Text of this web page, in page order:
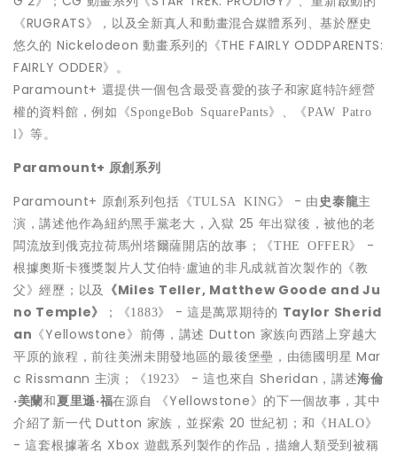
《RUGRATS》，以及全新真人和動畫混合媒體系列、基於歷史
悠久的 Nickelodeon 動畫系列的《THE FAIRLY ODDPARENTS:
FAIRLY ODDER》。
Paramount+ 還提供一個包含最受喜愛的孩子和家庭特許經營
權的資料館，例如
《SpongeBob SquarePants》、《PAW Patro
l 》等。
Paramount+ 原創系列
Paramount+ 原創系列包括 《TULSA KING》 - 由史泰龍主
演，講述他作為紐約黑手黨老大，入獄 25 年出獄後，被他的老
闆流放到俄克拉荷馬州塔爾薩開店的故事；
《THE OFFER》
-
根據奧斯卡獲獎製片人艾伯特·盧迪的非凡成就首次製作的《教
父》經歷；以及 《Miles Teller, Matthew Goode andJu
no Temple》 ； 《1883》 - 這是萬眾期待的 Taylor Sherid
an 《Yellowstone》前傳，講述 Dutton 家族向西踏上穿越大
平原的旅程，前往美洲未開發地區的最後堡壘，由德國明星 Mar
c Rissmann 主演； 《 1923》 - 這也來自 Sheridan，講述海倫
·美蘭和夏里遜·福在源自 《Yellowstone》的下一個故事，其中
介紹了新一代 Dutton 家族，並探索 20 世紀初；和 《HALO》
- 這套根據著名 Xbox 遊戲系列製作的作品，描繪人類受到被稱